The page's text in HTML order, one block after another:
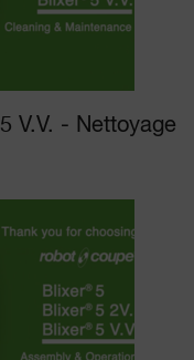
5 V.V. - Nettoyage